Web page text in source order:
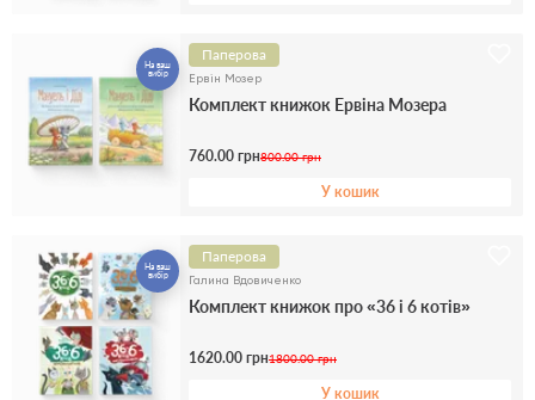
На ваш
вибір
Паперова
Ервін Мозер
Комплект книжок Ервіна Мозера
760.00 грн800.00 грн
У кошик
На ваш
вибір
Паперова
Галина Вдовиченко
Комплект книжок про «36 і 6 котів»
1620.00 грн1800.00 грн
У кошик